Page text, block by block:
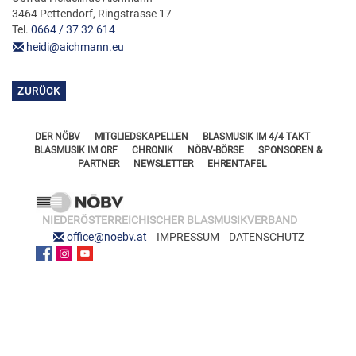
FÖRDERERNADELN
VERDIENSTKREUZE
EHRENRING
BEZIRKSJUGENDREFERENTEN
BEZIRKSSTABFÜHRER
3464 Pettendorf, Ringstrasse 17
Tel. 0664 / 37 32 614
heidi@aichmann.eu
ZURÜCK
DER NÖBV MITGLIEDSKAPELLEN
BLASMUSIK IM 4/4 TAKT
BLASMUSIK IM ORF
CHRONIK NÖBV-BÖRSE
SPONSOREN &
PARTNER
NEWSLETTER EHRENTAFEL
NIEDERÖSTERREICHISCHER BLASMUSIKVERBAND
office@noebv.at
IMPRESSUM DATENSCHUTZ